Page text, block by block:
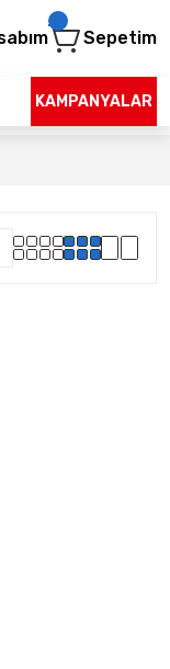
Sepetim
KAMPANYALAR